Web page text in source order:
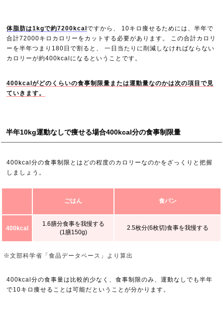
体脂肪は1kgで約7200kcalですから、 10キロ痩せるためには、半年で
合計72000キロカロリーをカットする必要があります。 この合計カロリ
ーを半年つまり180日で割ると、 一日当たりに削減しなければならない
カロリーが約400kcalになるということです。
400kcalがどのくらいの食事制限量または運動量なのかは次の項目で見
ていきます。
半年10kg運動なしで痩せる場合400kcal分の食事制限量
400kcal分の食事制限とはどの程度のカロリーなのかをざっくりと把握
しましょう。
ごはん 食パン
400kcal
1.6膳分食事を我慢する
(1膳150g)
2.5枚分(6枚切)食事を我慢する
※文部科学省「食品データベース」より算出
400kcal分の食事量は比較的少なく、食事制限のみ、運動なしでも半年
で10キロ痩せることは可能だということが分かります。